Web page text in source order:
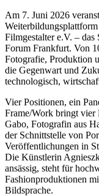
Am 7. Juni 2026
Filmgestalter e.V. –
Forum Frankfurt. Von
Fotografie, Produktion
die Gegenwart und
technologisch,
Vier Positionen, ein
Frame/Work bringt vier
Gabo, Fotografin aus
der Schnittstelle von
Veröffentlichungen in
Die Künstlerin
ansässig, steht für
Fashionproduktionen
Bildsprache.